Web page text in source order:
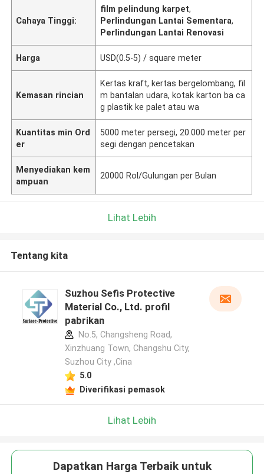
Cahaya Tinggi:
film pelindung karpet,
Perlindungan Lantai Sementara,
Perlindungan Lantai Renovasi
Harga USD(0.5-5) / square meter
Kemasan rincian
Kertas kraft, kertas bergelombang, fil
m bantalan udara, kotak karton ba ca
g plastik ke palet atau wa
Kuantitas min Ord
er
5000 meter persegi, 20.000 meter per
segi dengan pencetakan
Menyediakan kem
ampuan
20000 Rol/Gulungan per Bulan
Lihat Lebih
Tentang kita
Suzhou Sefis Protective
Material Co., Ltd. profil
pabrikan
No.5, Changsheng Road,
Xinzhuang Town, Changshu City,
Suzhou City ,Cina
5.0
Diverifikasi pemasok
Lihat Lebih
Dapatkan Harga Terbaik untuk